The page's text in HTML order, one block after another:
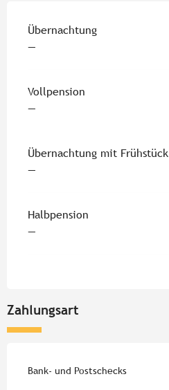
Preise 2026
Übernachtung
—
Vollpension
—
Übernachtung mit Frühstück
—
Halbpension
—
Zahlungsart
Bank- und Postschecks